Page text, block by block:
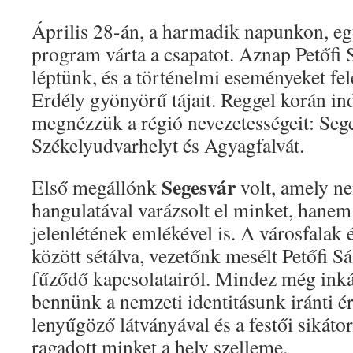
Április 28-án, a harmadik napunkon,
program várta a csapatot. Aznap Petőfi
léptünk, és a történelmi eseményeket
Erdély gyönyörű tájait. Reggel korán
megnézzük a régió nevezetességeit:
Székelyudvarhelyt és Agyagfalvát.
Első megállónk Segesvárvolt, amely
hangulatával varázsolt el minket,
jelenlétének emlékével is. A városfalak
között sétálva, vezetőnk mesélt Petőfi
fűződő kapcsolatairól. Mindez még
bennünk a nemzeti identitásunk iránti
lenyűgöző látványával és a festői
ragadott minket a hely szelleme.